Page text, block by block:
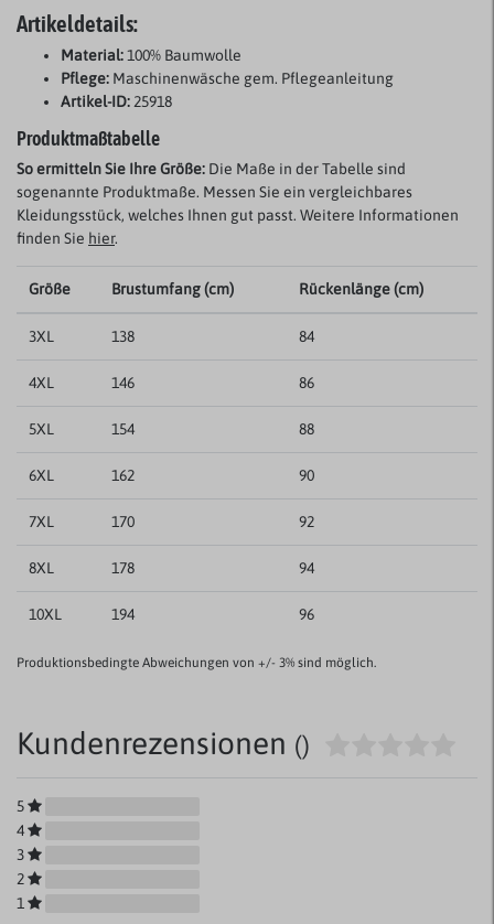
Artikeldetails:
Material:100% Baumwolle
Pflege: Maschinenwäsche gem. Pflegeanleitung
Artikel-ID:25918
Produktmaßtabelle
So ermitteln Sie Ihre Größe: Die Maße in der Tabelle sind
sogenannte Produktmaße. Messen Sie ein vergleichbares
Kleidungsstück, welches Ihnen gut passt. Weitere Informationen
finden Sie hier.
Größe Brustumfang (cm) Rückenlänge (cm)
3XL 138 84
4XL 146 86
5XL 154 88
6XL 162 90
7XL 170 92
8XL 178 94
10XL 194 96
Produktionsbedingte Abweichungen von +/- 3% sind möglich.
Kundenrezensionen ()
5
4
3
2
1